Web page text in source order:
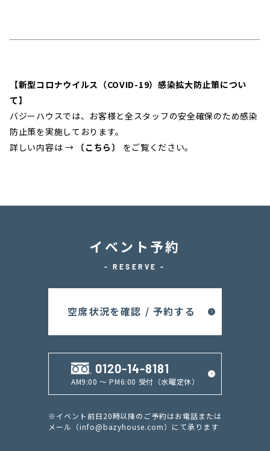
【新型コロナウイルス（COVID-19）感染拡大防止策につい
て】
バジーハウスでは、お客様と全スタッフの安全確保のため感染
防止策を実施しております。
詳しい内容は →
〔こちら〕 をご覧ください。
イベント予約
- RESERVE -
空席状況を確認 / 予約する
0120-14-8181
AM9:00 ～ PM6:00 受付（水曜定休）
※イベント前日20時以降のご予約はお電話または
メール（info@bazyhouse.com）にて承ります